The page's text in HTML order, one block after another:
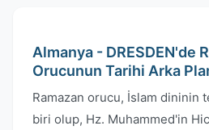
Almanya - DRESDEN'de
Orucunun Tarihi Arka
Ramazan orucu, İslam dininin
biri olup, Hz. Muhammed'in